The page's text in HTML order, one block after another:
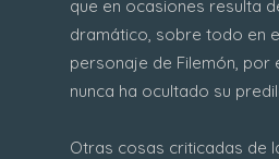
que en ocasiones resulta
dramático, sobre todo en
personaje de Filemón, por
nunca ha ocultado su
Otras cosas criticadas de